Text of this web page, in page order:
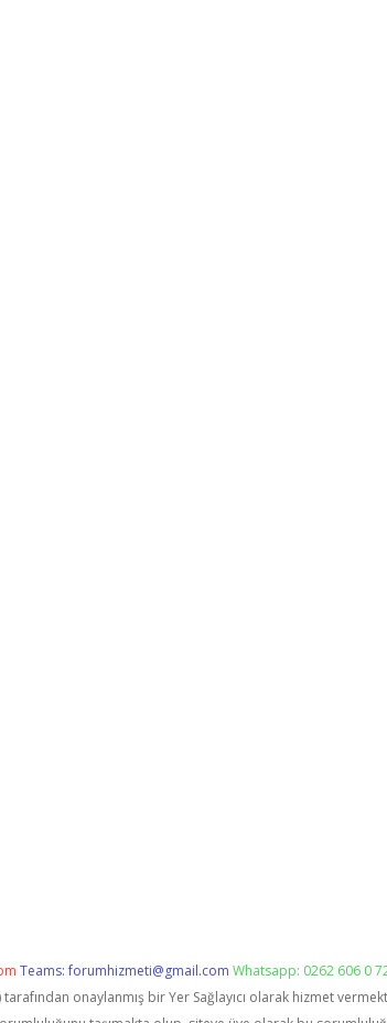
Teams:forumhizmeti@gmail.com Whatsapp: 0262 606 0
tarafından onaylanmış bir Yer Sağlayıcı olarak hizmet